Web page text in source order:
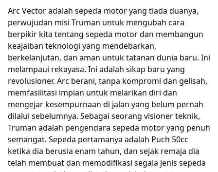
Arc Vector adalah sepeda motor yang tiada duanya,
perwujudan misi Truman untuk mengubah cara
berpikir kita tentang sepeda motor dan membangun
keajaiban teknologi yang mendebarkan,
berkelanjutan, dan aman untuk tatanan dunia baru. Ini
melampaui rekayasa. Ini adalah sikap baru yang
revolusioner. Arc berani, tanpa kompromi dan gelisah,
memfasilitasi impian untuk melarikan diri dan
mengejar kesempurnaan di jalan yang belum pernah
dilalui sebelumnya. Sebagai seorang visioner teknik,
Truman adalah pengendara sepeda motor yang penuh
semangat. Sepeda pertamanya adalah Puch 50cc
ketika dia berusia enam tahun, dan sejak remaja dia
telah membuat dan memodifikasi segala jenis sepeda